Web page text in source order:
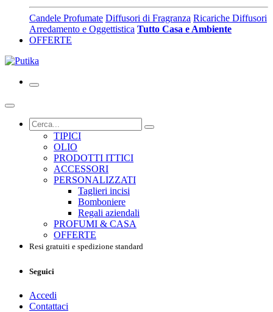
Candele Profumate Diffusori di Fragranza Ricariche Diffusori
Arredamento e Oggettistica Tutto Casa e Ambiente
OFFERTE
TIPICI
OLIO
PRODOTTI ITTICI
ACCESSORI
PERSONALIZZATI
Taglieri incisi
Bomboniere
Regali aziendali
PROFUMI & CASA
OFFERTE
Resi gratuiti e spedizione standard
Seguici
Accedi
Contattaci